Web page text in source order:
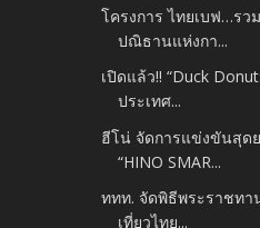
โครงการ ไทยเบฟ…ร
ปณิธานแห่งกา...
เปิดแล้ว!! “Duck
ประเทศ...
ฮีโน่ จัดการแข่งขันสุด
“HINO SMAR...
ททท. จัดพิธีพระราชทา
เที่ยวไทย...